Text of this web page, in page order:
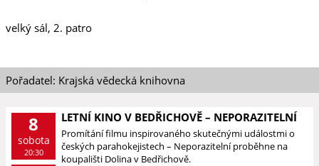
velký sál, 2. patro
Pořadatel: Krajská vědecká knihovna
8
sobota
20:30
LETNÍ KINO V BEDŘICHOVĚ – NEPORAZITELNÍ
Promítání filmu inspirovaného skutečnými událostmi o
českých parahokejistech – Neporazitelní proběhne na
koupališti Dolina v Bedřichově.